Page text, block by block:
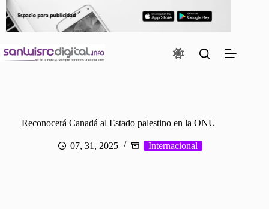
contenido
Reconocerá Canadá al Estado palestino en la ONU
07, 31, 2025 Internacional